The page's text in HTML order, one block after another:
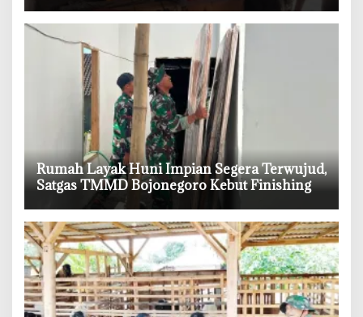
‎Rumah Layak Huni Impian Segera Terwujud,
Satgas TMMD Bojonegoro Kebut Finishing